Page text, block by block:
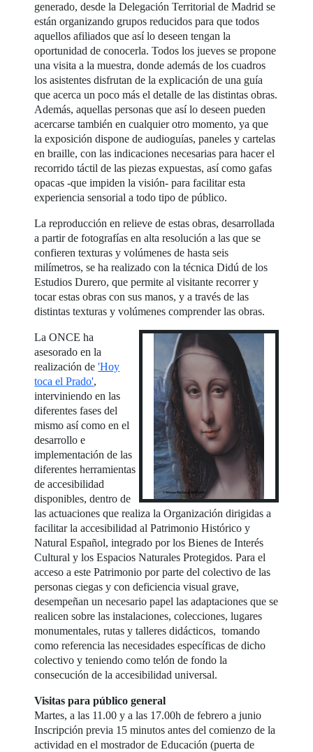
generado, desde la Delegación Territorial de Madrid se
están organizando grupos reducidos para que todos
aquellos afiliados que así lo deseen tengan la
oportunidad de conocerla. Todos los jueves se propone
una visita a la muestra, donde además de los cuadros
los asistentes disfrutan de la explicación de una guía
que acerca un poco más el detalle de las distintas obras.
Además, aquellas personas que así lo deseen pueden
acercarse también en cualquier otro momento, ya que
la exposición dispone de audioguías, paneles y cartelas
en braille, con las indicaciones necesarias para hacer el
recorrido táctil de las piezas expuestas, así como gafas
opacas -que impiden la visión- para facilitar esta
experiencia sensorial a todo tipo de público.
La reproducción en relieve de estas obras, desarrollada
a partir de fotografías en alta resolución a las que se
confieren texturas y volúmenes de hasta seis
milímetros, se ha realizado con la técnica Didú de los
Estudios Durero, que permite al visitante recorrer y
tocar estas obras con sus manos, y a través de las
distintas texturas y volúmenes comprender las obras.
La ONCE ha
asesorado en la
realización de'Hoy
toca el Prado',
interviniendo en las
diferentes fases del
mismo así como en el
desarrollo e
implementación de las
diferentes herramientas
de accesibilidad
disponibles, dentro de
las actuaciones que realiza la Organización dirigidas a
facilitar la accesibilidad al Patrimonio Histórico y
Natural Español, integrado por los Bienes de Interés
Cultural y los Espacios Naturales Protegidos. Para el
acceso a este Patrimonio por parte del colectivo de las
personas ciegas y con deficiencia visual grave,
desempeñan un necesario papel las adaptaciones que se
realicen sobre las instalaciones, colecciones, lugares
monumentales, rutas y talleres didácticos, tomando
como referencia las necesidades específicas de dicho
colectivo y teniendo como telón de fondo la
consecución de la accesibilidad universal.
Visitas para público general
Martes, a las 11.00 y a las 17.00h de febrero a junio
Inscripción previa 15 minutos antes del comienzo de la
actividad en el mostrador de Educación (puerta de